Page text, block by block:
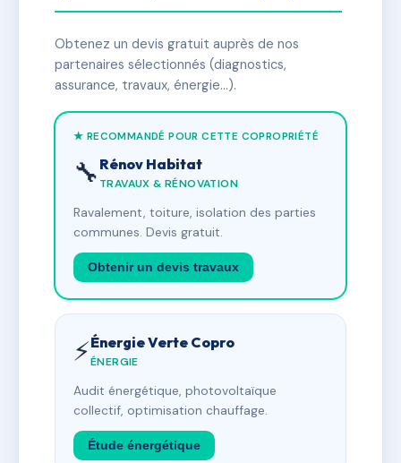
Obtenez un devis gratuit auprès de nos
partenaires sélectionnés (diagnostics,
assurance, travaux, énergie…).
★ RECOMMANDÉ POUR CETTE COPROPRIÉTÉ
🔧 Rénov Habitat
TRAVAUX & RÉNOVATION
Ravalement, toiture, isolation des parties
communes. Devis gratuit.
Obtenir un devis travaux
⚡Énergie Verte Copro
ÉNERGIE
Audit énergétique, photovoltaïque
collectif, optimisation chauffage.
Étude énergétique